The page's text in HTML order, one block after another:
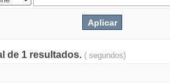
de 1 resultados. ( segundos)